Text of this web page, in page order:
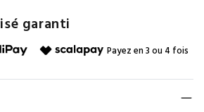
garanti
Payez en 3 ou 4 fois